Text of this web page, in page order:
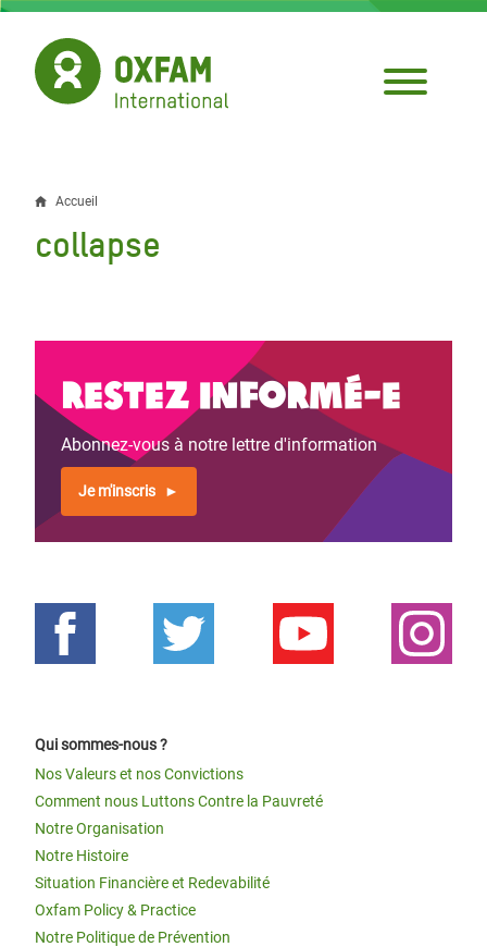
Aller
contenu
principal
Fil
d'Ariane
Accueil
collapse
Restez informé-e
Abonnez-vous à notre lettre d'information
Je m'inscris
Qui sommes-nous ?
Nos Valeurs et nos Convictions
Comment nous Luttons Contre la Pauvreté
Notre Organisation
Notre Histoire
Situation Financière et Redevabilité
Oxfam Policy & Practice
Notre Politique de Prévention